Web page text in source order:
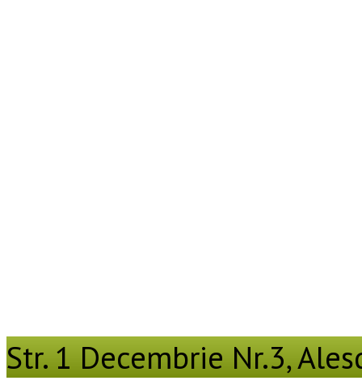
Str. 1 Decembrie Nr.3,